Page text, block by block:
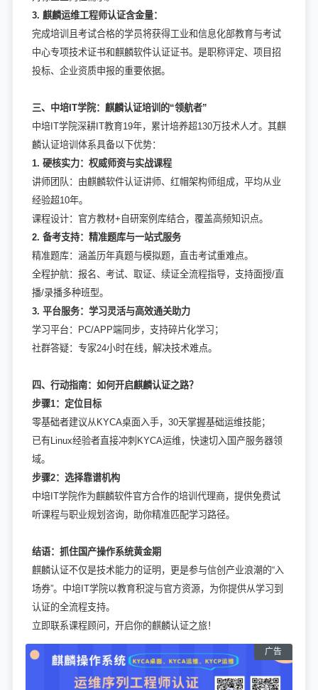
3. 麒麟运维工程师认证含金量：
完成培训且考试合格的学员将获得工业和信息化部教育与考试
中心专项技术证书和麒麟软件认证证书。是职称评定、项目招
投标、企业资质申报的重要依据。
三、中培IT学院：麒麟认证培训的“领航者”
中培IT学院深耕IT教育19年，累计培养超130万技术人才。其麒
麟认证培训体系具备以下优势：
1. 硬核实力：权威师资与实战课程
讲师团队：由麒麟软件认证讲师、红帽架构师组成，平均从业
经验超10年。
课程设计：官方教材+自研案例库结合，覆盖高频知识点。
2. 备考支持：精准题库与一站式服务
精准题库：涵盖历年真题与模拟题，直击考试重难点。
全程护航：报名、考试、取证、续证全流程指导，支持面授/直
播/录播多种班型。
3. 平台服务：学习灵活与高效通关助力
学习平台：PC/APP端同步，支持碎片化学习；
社群答疑：专家24小时在线，解决技术难点。
四、行动指南：如何开启麒麟认证之路？
步骤1：定位目标
零基础者建议从KYCA桌面入手，30天掌握基础运维技能；
已有Linux经验者直接冲刺KYCA运维，快速切入国产服务器领
域。
步骤2：选择靠谱机构
中培IT学院作为麒麟软件官方合作的培训代理商，提供免费试
听课程与职业规划咨询，助你精准匹配学习路径。
结语：抓住国产操作系统黄金期
麒麟认证不仅是技术能力的证明，更是参与信创产业浪潮的“入
场券”。中培IT学院以教育积淀与官方资源，为你提供从学习到
认证的全流程支持。
立即联系课程顾问，开启你的麒麟认证之旅！